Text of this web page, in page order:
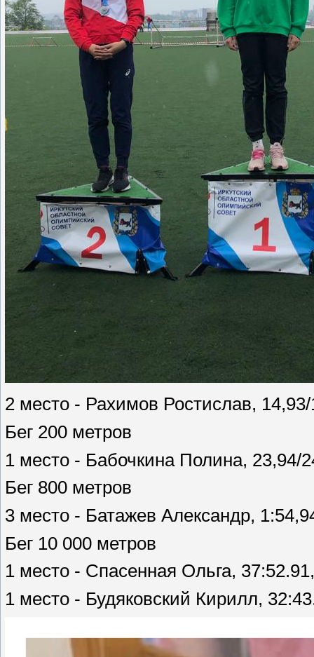
2 место - Рахимов Ростислав,
Бег 200 метров
1 место - Бабочкина Полина, 23,94/
Бег 800 метров
3 место - Батажев Александр,
Бег 10 000 метров
1 место - Спасенная Ольга,
1 место - Будяковский Кирилл,